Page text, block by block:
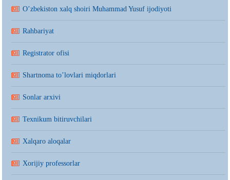
O’zbekiston xalq shoiri Muhammad Yusuf ijodiyoti
Rahbariyat
Registrator ofisi
Shartnoma to’lovlari miqdorlari
Sonlar arxivi
Texnikum bitiruvchilari
Xalqaro aloqalar
Xorijiy professorlar